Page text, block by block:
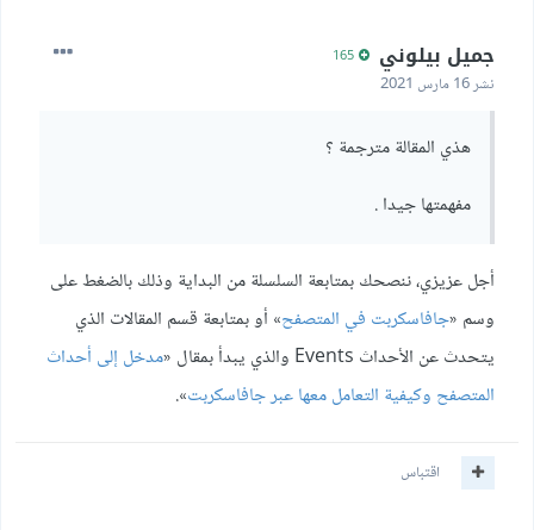
جميل بيلوني
نشر16 مارس 2021
هذي المقالة مترجمة ؟
مفهمتها جيدا .
أجل عزيزي، ننصحك بمتابعة السلسلة من البداية وذلك بالضغط على
وسم «جافاسكربت في المتصفح» أو بمتابعة قسم المقالات الذي
يتحدث عن الأحداث Events والذي يبدأ بمقال «
مدخل إلى أحداث
المتصفح وكيفية التعامل معها عبر جافاسكربت».
اقتباس